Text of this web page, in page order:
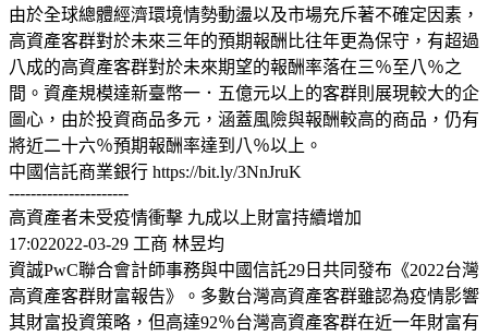
由於全球總體經濟環境情勢動盪以及市場充斥著不確定因素，
高資產客群對於未來三年的預期報酬比往年更為保守，有超過
八成的高資產客群對於未來期望的報酬率落在三％至八％之
間。資產規模達新臺幣一．五億元以上的客群則展現較大的企
圖心，由於投資商品多元，涵蓋風險與報酬較高的商品，仍有
將近二十六％預期報酬率達到八％以上。
中國信託商業銀行 https://bit.ly/3NnJruK
----------------------
高資產者未受疫情衝擊 九成以上財富持續增加
17:022022-03-29 工商 林昱均
資誠PwC聯合會計師事務與中國信託29日共同發布《2022台灣
高資產客群財富報告》。多數台灣高資產客群雖認為疫情影響
其財富投資策略，但高達92％台灣高資產客群在近一年財富有